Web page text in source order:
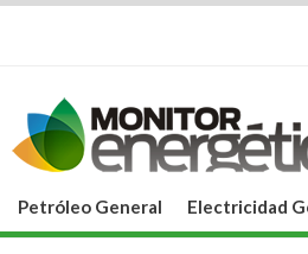
Petróleo General Electricidad